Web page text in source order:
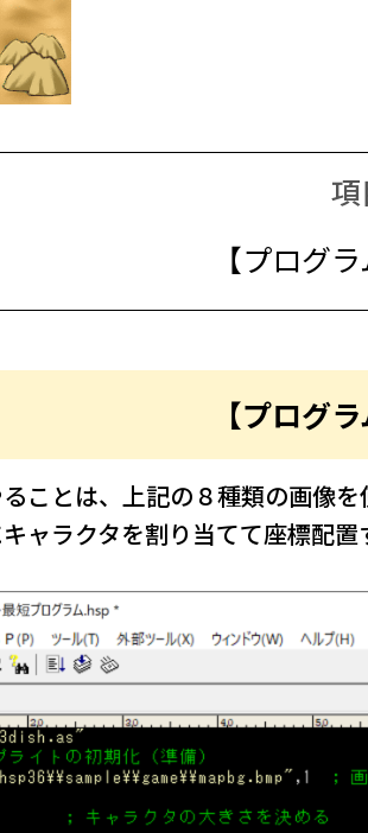
項
【プログ
【プログ
ことは、上記の８種類の画像
ャラクタを割り当てて座標配